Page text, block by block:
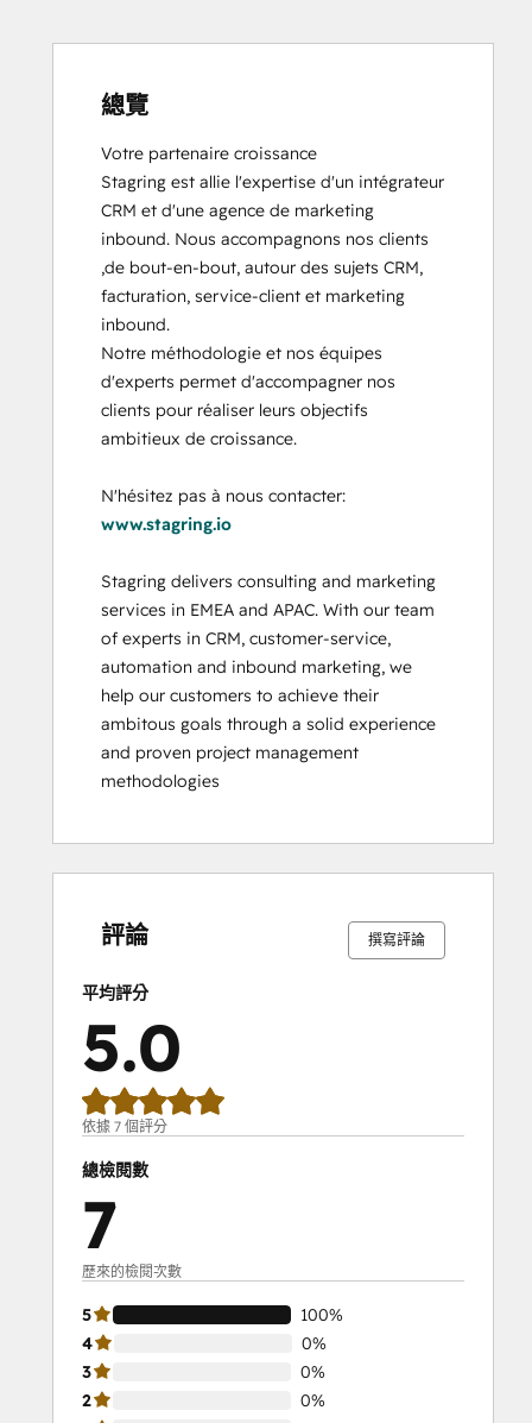
總覽
Votre partenaire croissance
Stagring est allie l'expertise d'un intégrateur
CRM et d'une agence de marketing
inbound. Nous accompagnons nos clients
,de bout-en-bout, autour des sujets CRM,
facturation, service-client et marketing
inbound.
Notre méthodologie et nos équipes
d'experts permet d'accompagner nos
clients pour réaliser leurs objectifs
ambitieux de croissance.
www.stagring.io
Stagring delivers consulting and marketing
services in EMEA and APAC. With our team
of experts in CRM, customer-service,
automation and inbound marketing, we
help our customers to achieve their
ambitous goals through a solid experience
and proven project management
methodologies
評論 撰寫評論
平均評分
5.0
依據 7 個評分
總檢閱數
7
歷來的檢閱次數
5
100%
4
成
0%
3
成
0%
2
成
0%
成
成